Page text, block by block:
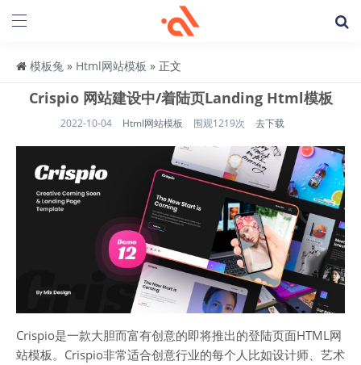
模板兔 » Html网站模板 » 正文
Crispio 网站建设中/着陆页Landing Html模板
2022-10-04 Html网站模板 围观1219次 去下载
Crispio是一款大胆而富有创意的即将推出的登陆页面HTML网
站模板。Crispio非常适合创意行业的每个人比如设计师、艺术